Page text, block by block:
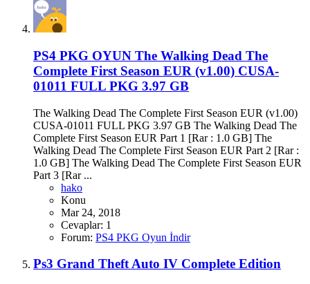
PS4 PKG OYUN The Walking Dead The
Complete First Season EUR (v1.00) CUSA-
01011 FULL PKG 3.97 GB
The Walking Dead The Complete First Season EUR (v1.00)
CUSA-01011 FULL PKG 3.97 GB The Walking Dead The
Complete First Season EUR Part 1 [Rar : 1.0 GB] The
Walking Dead The Complete First Season EUR Part 2 [Rar :
1.0 GB] The Walking Dead The Complete First Season EUR
Part 3 [Rar ...
hako
Konu
Mar 24, 2018
Cevaplar: 1
Forum: PS4 PKG Oyun İndir
Ps3 Grand Theft Auto IV Complete Edition